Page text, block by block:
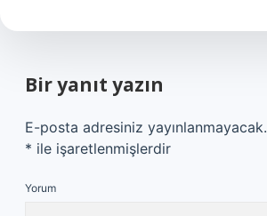
Bir yanıt yazın
E-posta adresiniz yayınlanmayacak.
* ile işaretlenmişlerdir
Yorum